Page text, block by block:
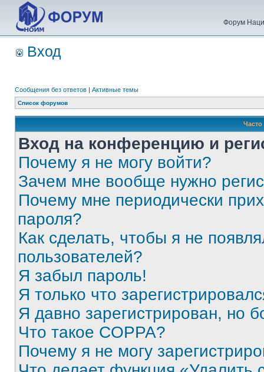
Форум
Вход
Сообщения без ответов | Активные темы
Список форумов
Вход на конференцию и
Почему я не могу войти?
Зачем мне вообще нужно
Почему мне периодически
пароля?
Как сделать, чтобы я не
пользователей?
Я забыл пароль!
Я только что
Я давно зарегистрирован, но
Что такое COPPA?
Почему я не могу